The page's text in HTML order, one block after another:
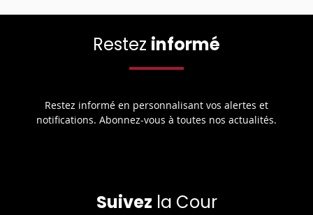
Restez informé
Restez informé en personnalisant vos alertes et
notifications. Abonnez-vous à toutes nos actualités.
Suivez la Cour